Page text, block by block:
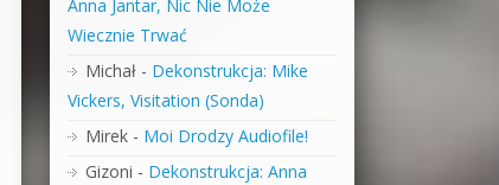
Anna Jantar, Nic Nie Może
Wiecznie Trwać
Michał- Dekonstrukcja: Mike
Vickers, Visitation (Sonda)
Mirek- Moi Drodzy Audiofile!
Gizoni - Dekonstrukcja: Anna